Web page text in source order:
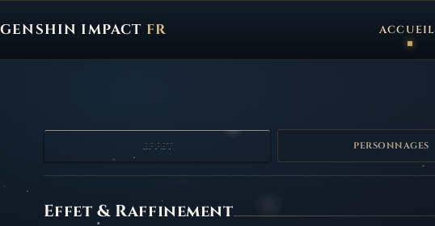
GENSHIN IMPACT FR
Genshin Impact FR, retour à l'accueil
ACCUEIL
EFFET PERSONNAGES
Effet
Effet & Raffinement